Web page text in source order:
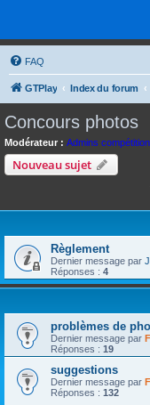
FAQ
GTPlay Index du forum
Concours photos
Modérateur : Admins
Nouveau sujet
Règlement
Dernier message par
Réponses : 4
problèmes de
Dernier message par
Réponses : 19
suggestions
Dernier message par
Réponses : 132